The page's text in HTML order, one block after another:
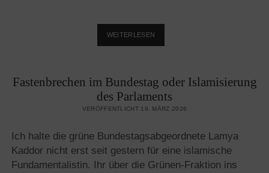
WEITERLESEN
ENDLICH
EDWARD
SAID
UND
Fastenbrechen im Bundestag oder Islamisierung
des Parlaments
VERÖFFENTLICHT 19. MÄRZ 2026
Ich halte die grüne Bundestagsabgeordnete Lamya
Kaddor nicht erst seit gestern für eine islamische
Fundamentalistin. Ihr über die Grünen-Fraktion ins